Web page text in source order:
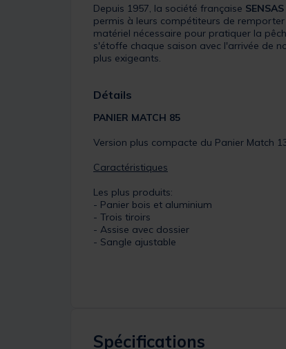
Depuis 1957, la société française SENSAS
permis à leurs compétiteurs de
matériel nécessaire pour pratiquer la
s'étoffe chaque saison avec l'arrivée de
plus exigeants.
Détails
PANIER MATCH 85
Version plus compacte du Panier Match
Caractéristiques
Les plus produits:
- Panier bois et aluminium
- Trois tiroirs
- Assise avec dossier
- Sangle ajustable
Spécifications